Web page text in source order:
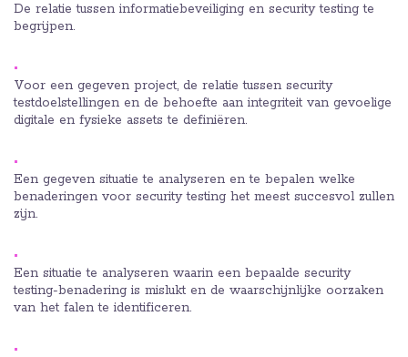
De relatie tussen informatiebeveiliging en security testing te
begrijpen.
Voor een gegeven project, de relatie tussen security
testdoelstellingen en de behoefte aan integriteit van gevoelige
digitale en fysieke assets te definiëren.
Een gegeven situatie te analyseren en te bepalen welke
benaderingen voor security testing het meest succesvol zullen
zijn.
Een situatie te analyseren waarin een bepaalde security
testing-benadering is mislukt en de waarschijnlijke oorzaken
van het falen te identificeren.